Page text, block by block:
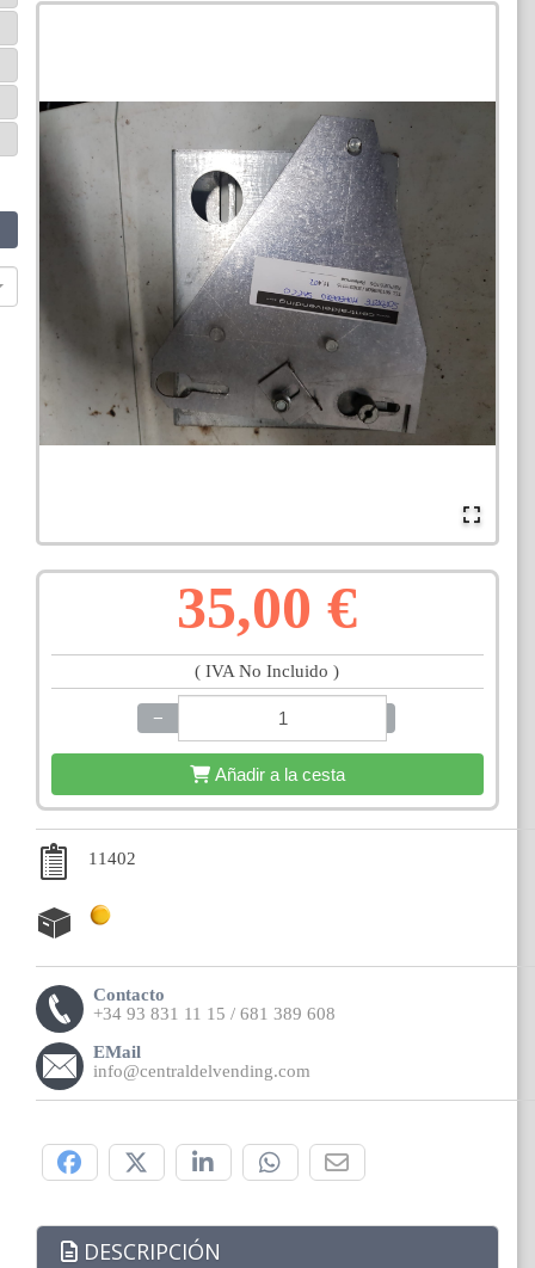
35,00 €
( IVA No Incluido )
−
Añadir a la cesta
11402
Contacto
+34 93 831 11 15 / 681 389 608
EMail
info@centraldelvending.com
DESCRIPCIÓN